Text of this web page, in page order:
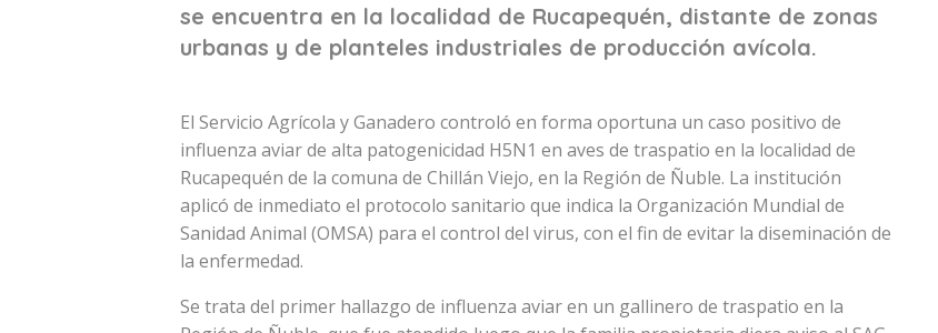
se encuentra en la localidad de Rucapequén, distante de zonas
urbanas y de planteles industriales de producción avícola.
El Servicio Agrícola y Ganadero controló en forma oportuna un caso positivo de
influenza aviar de alta patogenicidad H5N1 en aves de traspatio en la localidad de
Rucapequén de la comuna de Chillán Viejo, en la Región de Ñuble. La institución
aplicó de inmediato el protocolo sanitario que indica la Organización Mundial de
Sanidad Animal (OMSA) para el control del virus, con el fin de evitar la diseminación de
la enfermedad.
Se trata del primer hallazgo de influenza aviar en un gallinero de traspatio en la